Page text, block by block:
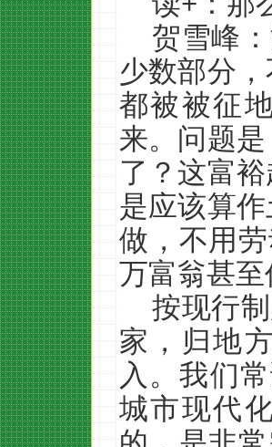
贺雪峰
少数部分
都被被征
来。问题
了？这富
是应该算
做，不用
万富翁甚
按现行
家，归地
入。我们
城市现代